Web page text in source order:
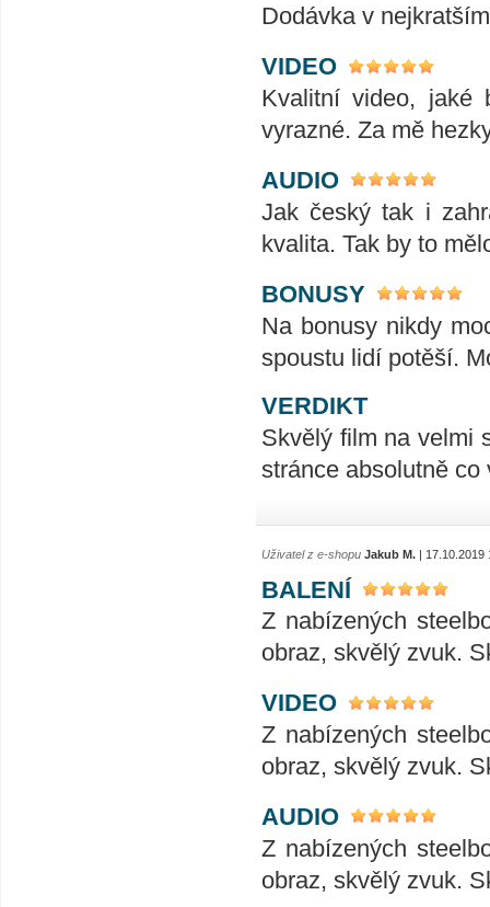
Dodávka v
VIDEO
Kvalitní video, jaké
vyrazné. Za mě
AUDIO
Jak český tak i
kvalita. Tak by to
BONUSY
Na bonusy nikdy
spoustu lidí potěší.
VERDIKT
Skvělý film na velmi
stránce absolutně co
Uživatel z e-shopu Jakub M. | 17.10.2019
BALENÍ
Z nabízených
obraz, skvělý zvuk.
VIDEO
Z nabízených
obraz, skvělý zvuk.
AUDIO
Z nabízených
obraz, skvělý zvuk.